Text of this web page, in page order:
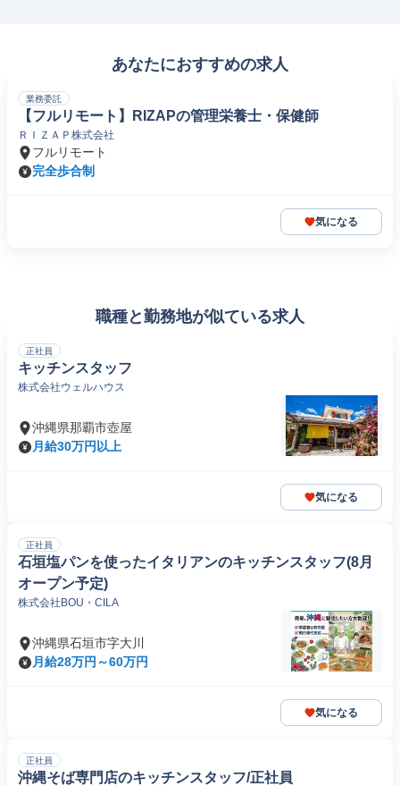
あなたにおすすめの求人
業務委託
【フルリモート】RIZAPの管理栄養士・保健師
ＲＩＺＡＰ株式会社
フルリモート
完全歩合制
気になる
職種と勤務地が似ている求人
正社員
キッチンスタッフ
株式会社ウェルハウス
沖縄県那覇市壺屋
月給30万円以上
気になる
正社員
石垣塩パンを使ったイタリアンのキッチンスタッフ(8月
オープン予定)
株式会社BOU・CILA
沖縄県石垣市字大川
月給28万円～60万円
気になる
正社員
沖縄そば専門店のキッチンスタッフ/正社員